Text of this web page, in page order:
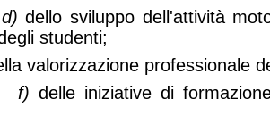
d) dello sviluppo dell'attività
studenti;
valorizzazione professionale
f) delle iniziative di